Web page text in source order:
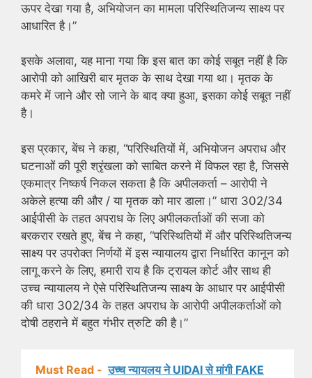
ऊपर देखा गया है, अभियोजन का मामला परिस्थितिजन्य साक्ष्य पर
आधारित है।”
इसके अलावा, यह माना गया कि इस बात का कोई सबूत नहीं है कि
आरोपी को आखिरी बार मृतक के साथ देखा गया था। मृतक के
कमरे में जाने और सो जाने के बाद क्या हुआ, इसका कोई सबूत नहीं
है।
इस प्रकार, बेंच ने कहा, “परिस्थितियों में, अभियोजन अपराध और
घटनाओं की पूरी श्रृंखला को साबित करने में विफल रहा है, जिससे
एकमात्र निष्कर्ष निकल सकता है कि अपीलकर्ता – आरोपी ने
अकेले हत्या की और / या मृतक को मार डाला।” धारा 302/34
आईपीसी के तहत अपराध के लिए अपीलकर्ताओं की सजा को
बरकरार रखते हुए, बेंच ने कहा, “परिस्थितियों में और परिस्थितिजन्य
साक्ष्य पर उपरोक्त निर्णयों में इस न्यायालय द्वारा निर्धारित कानून को
लागू करने के लिए, हमारी राय है कि ट्रायल कोर्ट और साथ ही
उच्च न्यायालय ने ऐसे परिस्थितिजन्य साक्ष्य के आधार पर आईपीसी
की धारा 302/34 के तहत अपराध के आरोपी अपीलकर्ताओं को
दोषी ठहराने में बहुत गंभीर त्रुटि की है।”
Must Read - उच्च न्यायलय ने UIDAI से मांगी FAKE